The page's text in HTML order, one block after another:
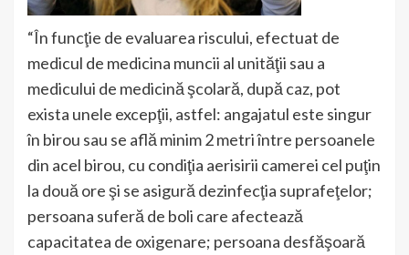
“În funcţie de evaluarea riscului, efectuat de
medicul de medicina muncii al unităţii sau a
medicului de medicină şcolară, după caz, pot
exista unele excepţii, astfel: angajatul este singur
în birou sau se află minim 2 metri între persoanele
din acel birou, cu condiţia aerisirii camerei cel puţin
la două ore şi se asigură dezinfecţia suprafeţelor;
persoana suferă de boli care afectează
capacitatea de oxigenare; persoana desfăşoară